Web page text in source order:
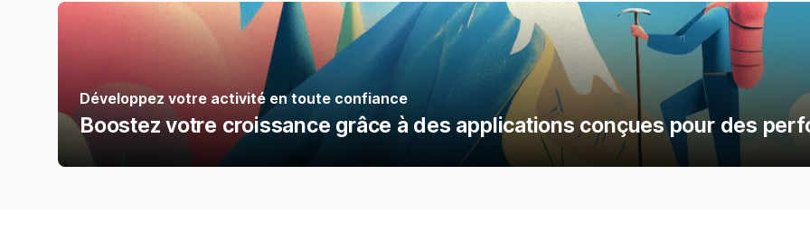
Développez votre activité en toute confiance
Boostez votre croissance grâce à des applications conçues pour des